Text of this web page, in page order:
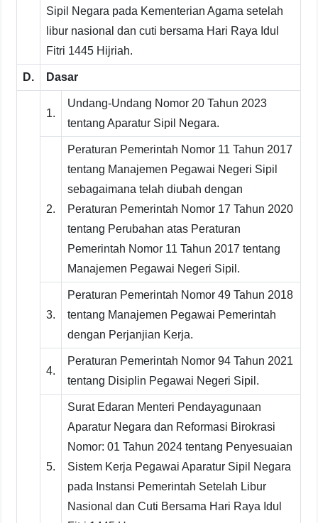
Sipil Negara pada Kementerian Agama setelah
libur nasional dan cuti bersama Hari Raya Idul
Fitri 1445 Hijriah.
D. Dasar
1.
Undang-Undang Nomor 20 Tahun 2023
tentang Aparatur Sipil Negara.
2.
Peraturan Pemerintah Nomor 11 Tahun 2017
tentang Manajemen Pegawai Negeri Sipil
sebagaimana telah diubah dengan
Peraturan Pemerintah Nomor 17 Tahun 2020
tentang Perubahan atas Peraturan
Pemerintah Nomor 11 Tahun 2017 tentang
Manajemen Pegawai Negeri Sipil.
3.
Peraturan Pemerintah Nomor 49 Tahun 2018
tentang Manajemen Pegawai Pemerintah
dengan Perjanjian Kerja.
4.
Peraturan Pemerintah Nomor 94 Tahun 2021
tentang Disiplin Pegawai Negeri Sipil.
5.
Surat Edaran Menteri Pendayagunaan
Aparatur Negara dan Reformasi Birokrasi
Nomor: 01 Tahun 2024 tentang Penyesuaian
Sistem Kerja Pegawai Aparatur Sipil Negara
pada Instansi Pemerintah Setelah Libur
Nasional dan Cuti Bersama Hari Raya Idul